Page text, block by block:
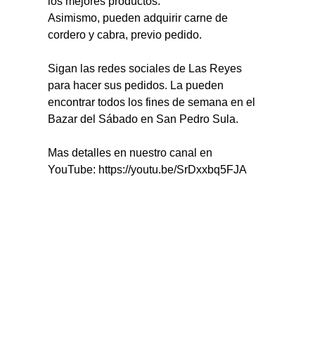
Asimismo, pueden adquirir carne de
cordero y cabra, previo pedido.
Sigan las redes sociales de Las Reyes
para hacer sus pedidos. La pueden
encontrar todos los fines de semana en el
Bazar del Sábado en San Pedro Sula.
Mas detalles en nuestro canal en
YouTube: https://youtu.be/SrDxxbq5FJA